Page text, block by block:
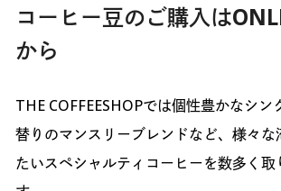
コーヒー豆のご購入は
から
THE COFFEESHOPでは個性豊かなシン
替りのマンスリーブレンドなど、様々
たいスペシャルティコーヒーを数多く取